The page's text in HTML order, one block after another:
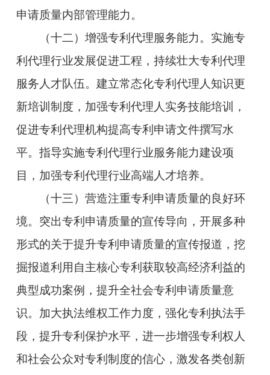
申请质量内部管理能力。
（十二）增强专利代理服务能力。实施专
利代理行业发展促进工程，持续壮大专利代理
服务人才队伍。建立常态化专利代理人知识更
新培训制度，加强专利代理人实务技能培训，
促进专利代理机构提高专利申请文件撰写水
平。指导实施专利代理行业服务能力建设项
目，加强专利代理行业高端人才培养。
（十三）营造注重专利申请质量的良好环
境。突出专利申请质量的宣传导向，开展多种
形式的关于提升专利申请质量的宣传报道，挖
掘报道利用自主核心专利获取较高经济利益的
典型成功案例，提升全社会专利申请质量意
识。加大执法维权工作力度，强化专利执法手
段，提升专利保护水平，进一步增强专利权人
和社会公众对专利制度的信心，激发各类创新